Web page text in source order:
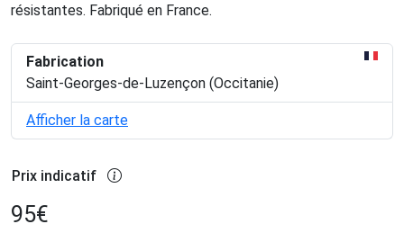
résistantes. Fabriqué en France.
Fabrication
Saint-Georges-de-Luzençon (Occitanie)
Afficher la carte
Prix indicatif
95€